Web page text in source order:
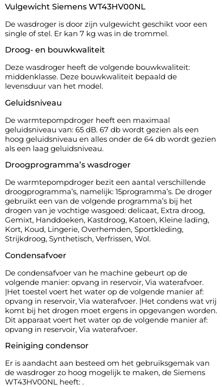
Vulgewicht Siemens WT43HV00NL
De wasdroger is door zijn vulgewicht geschikt voor een
single of stel. Er kan 7 kg was in de trommel.
Droog- en bouwkwaliteit
Deze wasdroger heeft de volgende bouwkwaliteit:
middenklasse. Deze bouwkwaliteit bepaald de
levensduur van het model.
Geluidsniveau
De warmtepompdroger heeft een maximaal
geluidsniveau van: 65 dB. 67 db wordt gezien als een
hoog geluidsniveau en alles onder de 64 db wordt gezien
als een laag geluidsniveau.
Droogprogramma’s wasdroger
De warmtepompdroger bezit een aantal verschillende
droogprogramma’s, namelijk: 15programma’s. De droger
gebruikt een van de volgende programma’s bij het
drogen van je vochtige wasgoed: delicaat, Extra droog,
Gemixt, Handdoeken, Kastdroog, Katoen, Kleine lading,
Kort, Koud, Lingerie, Overhemden, Sportkleding,
Strijkdroog, Synthetisch, Verfrissen, Wol.
Condensafvoer
De condensafvoer van he machine gebeurt op de
volgende manier: opvang in reservoir, Via waterafvoer.
|Het toestel voert het water op de volgende manier af:
opvang in reservoir, Via waterafvoer. |Het condens wat vrij
komt bij het drogen moet ergens in opgevangen worden.
Dit apparaat voert het water op de volgende manier af:
opvang in reservoir, Via waterafvoer.
Reiniging condensor
Er is aandacht aan besteed om het gebruiksgemak van
de wasdroger zo hoog mogelijk te maken, de Siemens
WT43HV00NL heeft: .